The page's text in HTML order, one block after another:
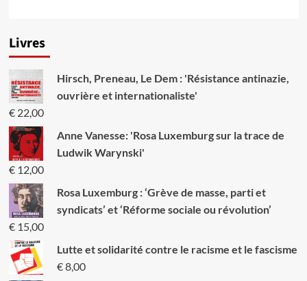
Livres
Hirsch, Preneau, Le Dem : 'Résistance antinazie,
ouvrière et internationaliste'
€22,00
Anne Vanesse: 'Rosa Luxemburg sur la trace de
Ludwik Warynski'
€12,00
Rosa Luxemburg : ‘Grève de masse, parti et
syndicats’ et ‘Réforme sociale ou révolution’
€15,00
Lutte et solidarité contre le racisme et le fascisme
€8,00